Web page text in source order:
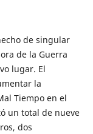
de singular
de la Guerra
lugar. El
la
Tiempo en el
un total de nueve
dos